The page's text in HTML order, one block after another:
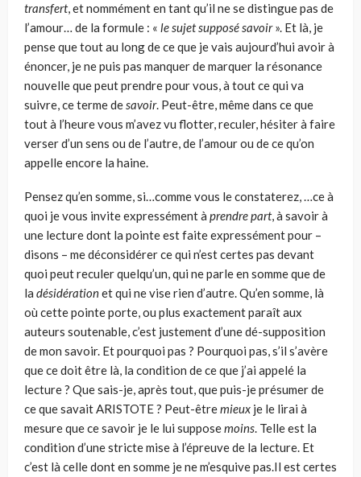
transfert, et nommément en tant qu’il ne se distingue pas de
l’amour… de la formule : « le sujet supposé savoir». Et là, je
pense que tout au long de ce que je vais aujourd’hui avoir à
énoncer, je ne puis pas manquer de marquer la résonance
nouvelle que peut prendre pour vous, à tout ce qui va
suivre, ce terme desavoir. Peut-être, même dans ce que
tout à l’heure vous m’avez vu flotter, reculer, hésiter à faire
verser d’un sens ou de l’autre, de l’amour ou de ce qu’on
appelle encore la haine.
Pensez qu’en somme, si…comme vous le constaterez, …ce à
quoi je vous invite expressément à prendre part, à savoir à
une lecture dont la pointe est faite expressément pour –
disons – me déconsidérer ce qui n’est certes pas devant
quoi peut reculer quelqu’un, qui ne parle en somme que de
la désidérationet qui ne vise rien d’autre. Qu’en somme, là
où cette pointe porte, ou plus exactement paraît aux
auteurs soutenable, c’est justement d’une dé-supposition
de mon savoir. Et pourquoi pas ? Pourquoi pas, s’il s’avère
que ce doit être là, la condition de ce que j’ai appelé la
lecture ? Que sais-je, après tout, que puis-je présumer de
ce que savait ARISTOTE ? Peut-êtremieux je le lirai à
mesure que ce savoir je le lui supposemoins. Telle est la
condition d’une stricte mise à l’épreuve de la lecture. Et
c’est là celle dont en somme je ne m’esquive pas.Il est certes